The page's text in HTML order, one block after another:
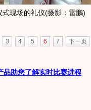
现场的礼仪(摄影：雷鹏)
3 4 5 6 7 下一页
品助您了解实时比赛进程